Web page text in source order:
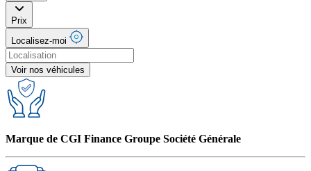
Prix
Localisez-moi
Voir nos véhicules
Marque de CGI Finance Groupe Société Générale